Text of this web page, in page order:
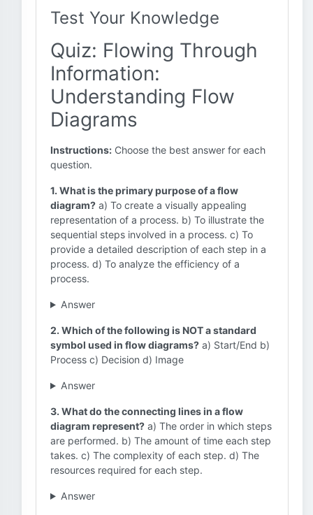
Test Your Knowledge
Quiz: Flowing Through
Information:
Understanding Flow
Diagrams
Instructions: Choose the best answer for each
question.
1. What is the primary purpose of a flow
diagram? a) To create a visually appealing
representation of a process. b) To illustrate the
sequential steps involved in a process. c) To
provide a detailed description of each step in a
process. d) To analyze the efficiency of a
process.
Answer
2. Which of the following is NOT a standard
symbol used in flow diagrams? a) Start/End b)
Process c) Decision d) Image
Answer
3. What do the connecting lines in a flow
diagram represent? a) The order in which steps
are performed. b) The amount of time each step
takes. c) The complexity of each step. d) The
resources required for each step.
Answer